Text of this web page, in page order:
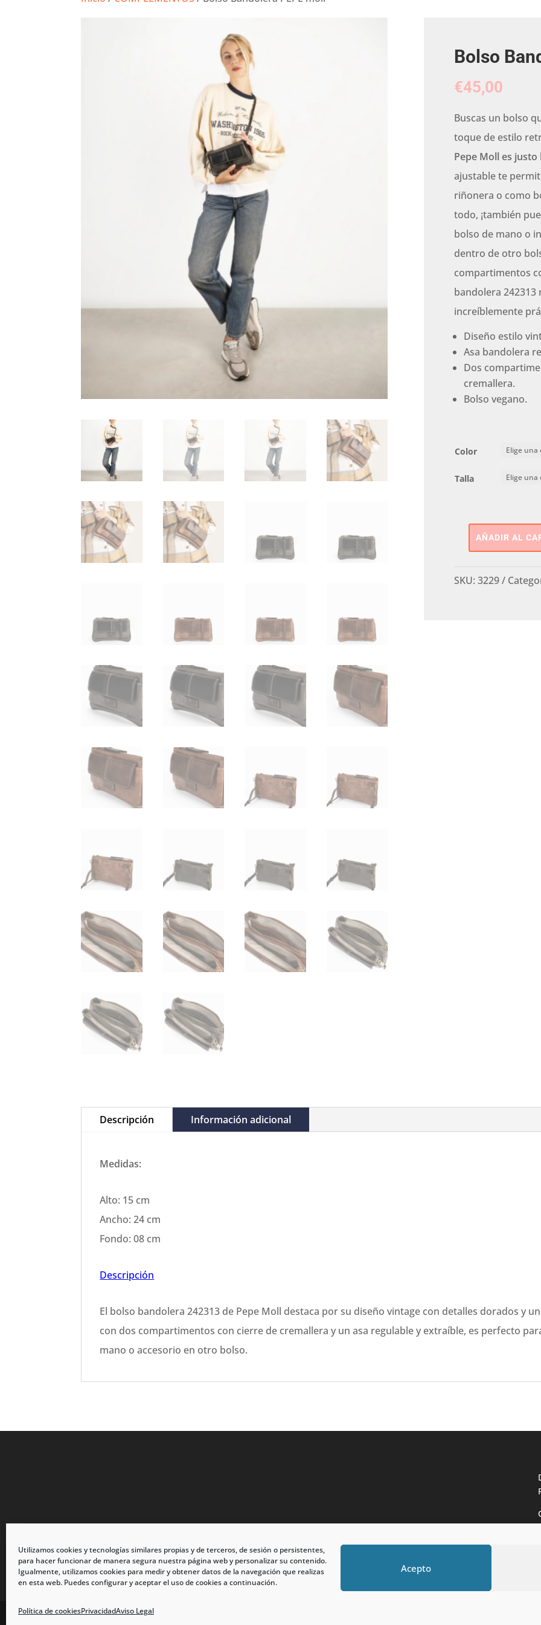
Utilizamos cookies y tecnologías similares propias y de terceros, de sesión o persistentes,
para hacer funcionar de manera segura nuestra página web y personalizar su contenido.
Igualmente, utilizamos cookies para medir y obtener datos de la navegación que realizas
en esta web. Puedes configurar y aceptar el uso de cookies a continuación.
Acepto
Política de cookiesPrivacidadAviso Legal
Bolso
€45,00
Buscas un bolso
toque de estilo
Pepe Moll es
ajustable te
riñonera o como
todo, ¡también
bolso de mano o
dentro de otro
compartimentos
bandolera 242313
increíblemente
Diseño estilo
Asa bandolera
Dos
cremallera.
Bolso vegano.
Color
Talla
moll
AÑADIR AL
SKU: 3229
Descripción Información adicional
Medidas:
Alto: 15 cm
Ancho: 24 cm
Fondo: 08 cm
Descripción
El bolso bandolera 242313 de Pepe Moll destaca por su diseño vintage con detalles dorados y
con dos compartimentos con cierre de cremallera y un asa regulable y extraíble, es perfecto
mano o accesorio en otro bolso.
calzadosmabel.com 2021 © Todos los derechos reservados.